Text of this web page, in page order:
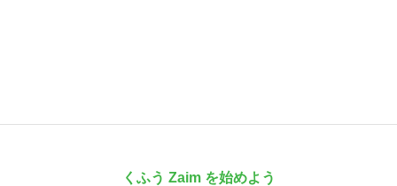
くふう Zaim を始めよう